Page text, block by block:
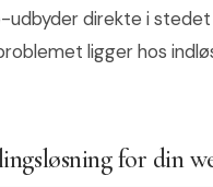
udbyder direkte i
ligger hos
for din